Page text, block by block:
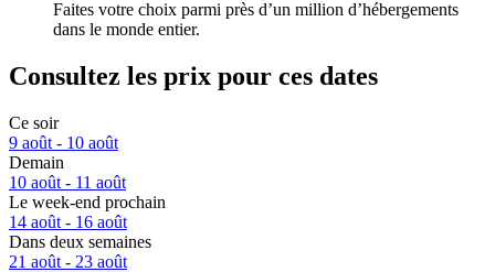
Faites votre choix parmi près d’un million d’hébergements
dans le monde entier.
Consultez les prix pour ces dates
Ce soir
9 août - 10 août
Demain
10 août - 11 août
Le week-end prochain
14 août - 16 août
Dans deux semaines
21 août - 23 août